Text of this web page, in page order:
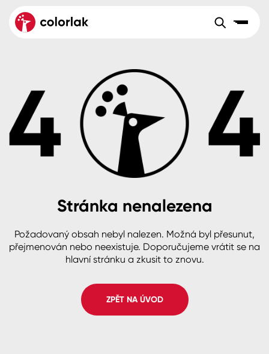
Velkoobchod Sortiment
Aktuality
Reference
O společnosti
B2B +420 800 145 555Po – Pá: 8:00–15:00
Česko
Slovensko Polsko Worldwide
Dřevo
Beton, asfalt, minerální podklady
Plast, sklo, keramika
Stěny
Fasády
Spreje
Colorlak Dekor
Colorlak Profi
Colorlak Pta
Stránka nenalezena
Požadovaný obsah nebyl nalezen. Možná byl přesunut,
přejmenován nebo neexistuje. Doporučujeme vrátit se na
hlavní stránku a zkusit to znovu.
ZPĚT NA ÚVOD